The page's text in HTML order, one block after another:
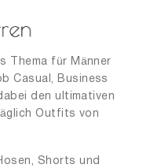
Thema für Männer
Casual, Business
den ultimativen
Outfits von
Shorts und